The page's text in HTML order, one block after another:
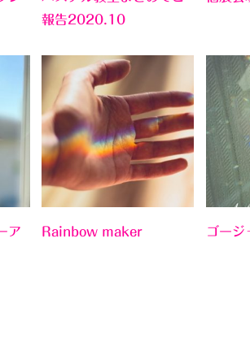
報告2020.10
ア Rainbow maker ゴー